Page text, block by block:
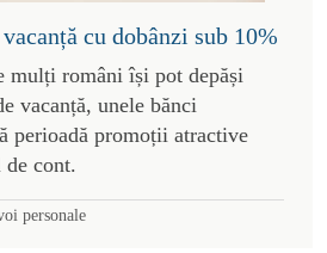
cu dobânzi sub 10%
mulți români își pot depăși
vacanță, unele bănci
perioadă promoții atractive
de cont.
personale